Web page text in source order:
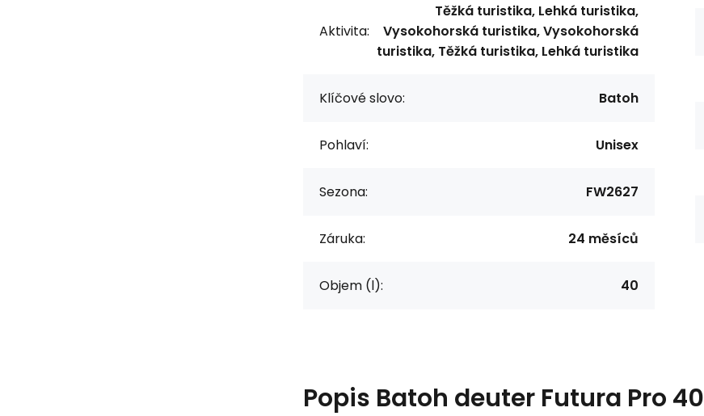
Aktivita:
Těžká turistika, Lehká turistika,
Vysokohorská turistika, Vysokohorská
turistika, Těžká turistika, Lehká turistika
Klíčové slovo: Batoh
Pohlaví: Unisex
Sezona: FW2627
Záruka: 24 měsíců
Objem (l): 40
Popis Batoh deuter Futura Pro 40